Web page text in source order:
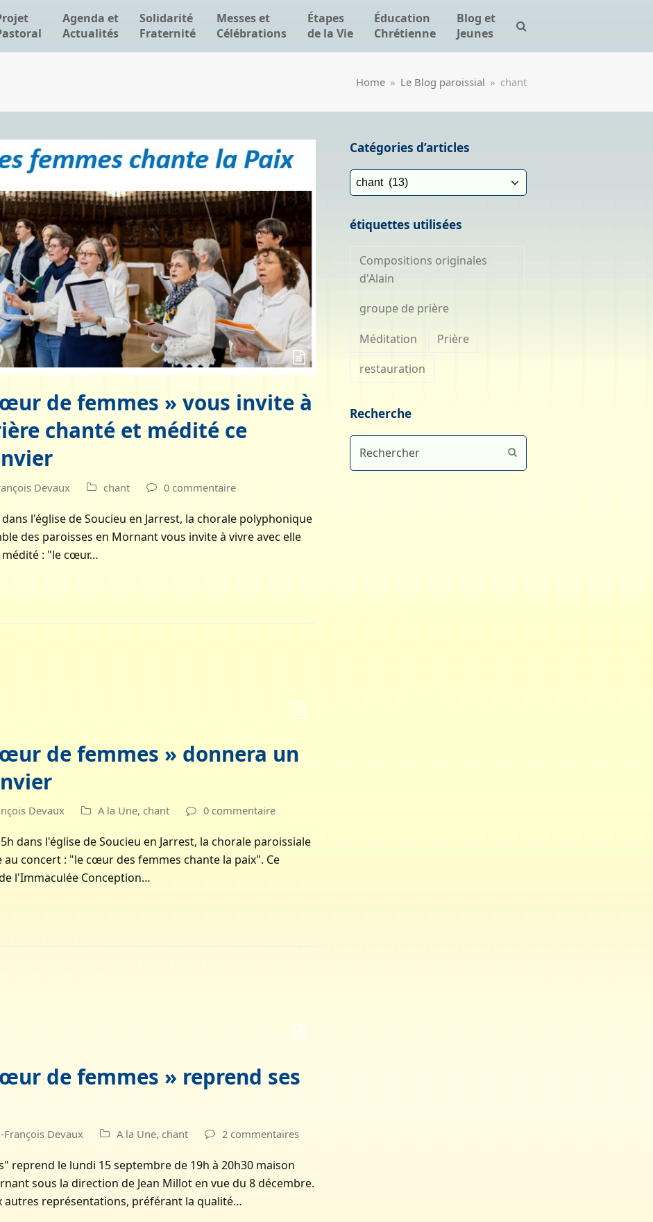
Agenda et
Actualités
Solidarité
Fraternité
Messes et
Célébrations
Étapes
de la Vie
Éducation
Chrétienne
Blog et
Jeunes
Home » Le Blog paroissial » chant
de femmes » vous invite à
chanté et médité ce
Devaux chant 0 commentaire
l'église de Soucieu en Jarrest, la chorale polyphonique
des paroisses en Mornant vous invite à vivre avec elle
: "le cœur…
de femmes » donnera un
Devaux A la Une, chant 0 commentaire
dans l'église de Soucieu en Jarrest, la chorale paroissiale
concert : "le cœur des femmes chante la paix". Ce
l'Immaculée Conception…
de femmes » reprend ses
François Devaux A la Une, chant 2 commentaires
reprend le lundi 15 septembre de 19h à 20h30 maison
sous la direction de Jean Millot en vue du 8 décembre.
autres représentations, préférant la qualité…
Catégories d’articles
Catégories
d’articles
étiquettes utilisées
Compositions originales
d'Alain
groupe de prière
Méditation
Prière
restauration
Recherche
Rechercher